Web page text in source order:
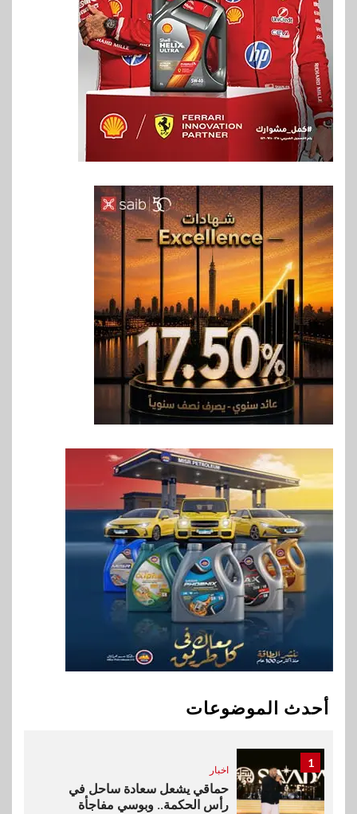
أحدث الموضوعات
6
اخبار
غرفة القاهرة تنظم ندوة إلكترونية
لدعم الصادرات وتحقيق
مستهدفات رؤية مصر 2030
7
بنوك
بنك مصر يشارك في فعالية اليوم
العالمي للشباب ويقدم العديد من
العروض المجانية
بنك QNB مصر يعزز جاهزية
المشروعات الصغيرة والمتوسطة
للنمو والتوسع
9 اخبار
فيكسد مصر و”حلول” تتشاركان
في تطوير أول منصة للسياحة
الصحية في مصر والشرق الأوسط
وأفريقيا Tour4Cure
سوق وصلة
جهازًا مثاليًا للشباب
1
اخبار
حماقي يشعل سعادة ساحل في
رأس الحكمة.. وبوسي مفاجأة